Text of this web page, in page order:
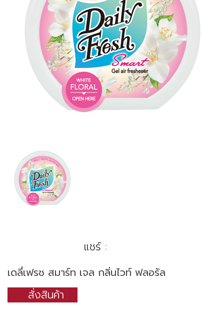
แชร์ :
เดลี่เฟรช สมาร์ท เจล กลิ่นไวท์ ฟลอรัล
สั่งสินค้า